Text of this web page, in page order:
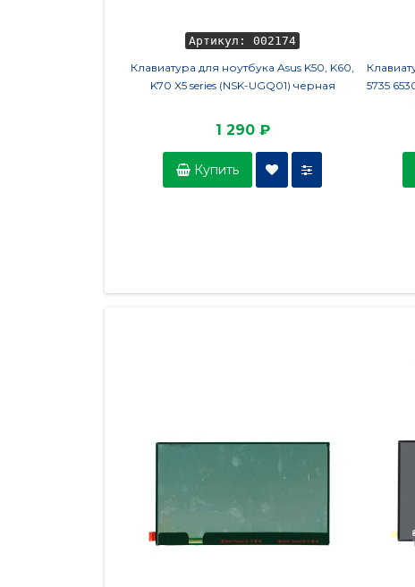
Артикул: 002174
Клавиатура для ноутбука Asus K50, K60,
K70 X5 series (NSK-UGQ01) черная
1 290 ₽
Купить
5735